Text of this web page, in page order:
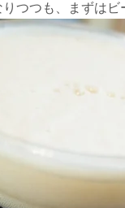
つつも、まずはビ